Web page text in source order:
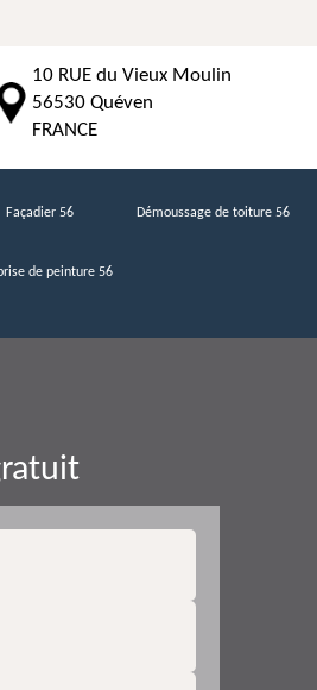
10 RUE du Vieux Moulin
56530 Quéven
FRANCE
Façadier 56 Démoussage de toiture 56
de peinture 56